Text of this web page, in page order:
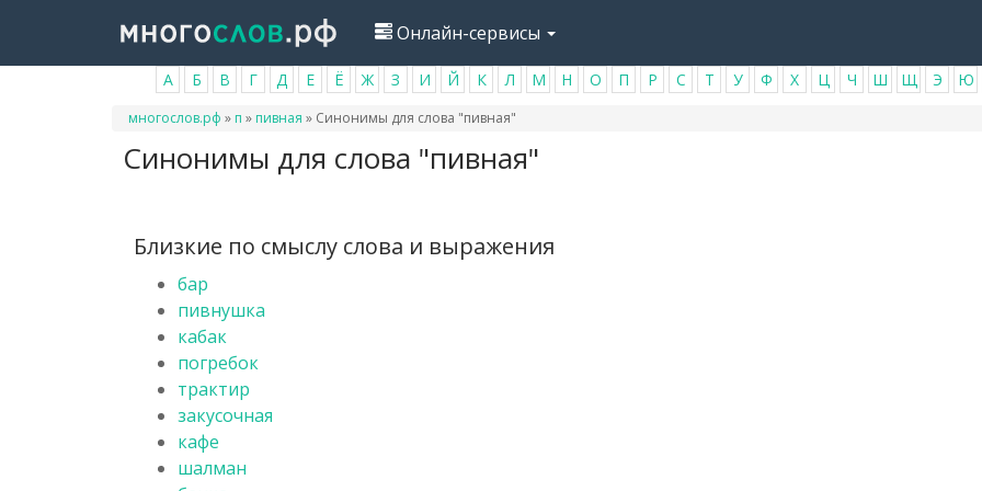
основному
Онлайн-сервисы
А Б В Г Д Е Ё Ж З И Й К Л М Н О П Р С Т У Ф Х Ц Ч Ш Щ Э Ю
Вы
многослов.рф » п » пивная » Синонимы для слова "пивная"
Синонимы для слова "пивная"
Близкие по смыслу слова и выражения
бар
пивнушка
кабак
погребок
трактир
закусочная
кафе
шалман